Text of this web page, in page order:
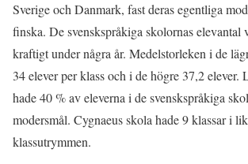
Sverige och Danmark, fast deras egentliga
finska. De svenskspråkiga skolornas elevantal
kraftigt under några år. Medelstorleken i de
34 elever per klass och i de högre 37,2 elever.
hade 40 % av eleverna i de svenskspråkiga
modersmål. Cygnaeus skola hade 9 klassar i
klassutrymmen.